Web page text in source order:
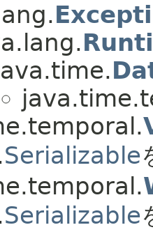
Serializable
Serializable